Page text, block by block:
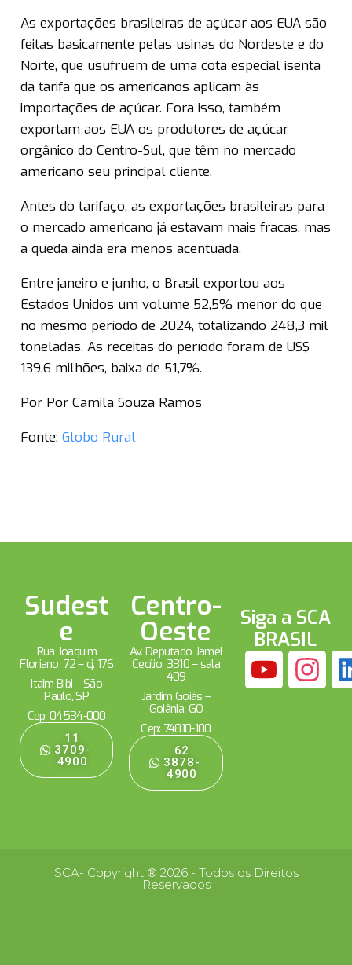
As exportações brasileiras de açúcar aos EUA são
feitas basicamente pelas usinas do Nordeste e do
Norte, que usufruem de uma cota especial isenta
da tarifa que os americanos aplicam às
importações de açúcar. Fora isso, também
exportam aos EUA os produtores de açúcar
orgânico do Centro-Sul, que têm no mercado
americano seu principal cliente.
Antes do tarifaço, as exportações brasileiras para
o mercado americano já estavam mais fracas, mas
a queda ainda era menos acentuada.
Entre janeiro e junho, o Brasil exportou aos
Estados Unidos um volume 52,5% menor do que
no mesmo período de 2024, totalizando 248,3 mil
toneladas. As receitas do período foram de US$
139,6 milhões, baixa de 51,7%.
Por Por Camila Souza Ramos
Fonte: Globo Rural
Sudest
e
Rua Joaquim
Floriano, 72 – cj. 176
Itaim Bibi – São
Paulo, SP
Cep: 04534-000
11
3709-
4900
Centro-
Oeste
Av. Deputado Jamel
Cecílio, 3310 – sala
409
Jardim Goiás –
Goiânia, GO
Cep: 74810-100
62
3878-
4900
Siga a SCA
BRASIL
SCA- Copyright ® 2026 - Todos os Direitos
Reservados